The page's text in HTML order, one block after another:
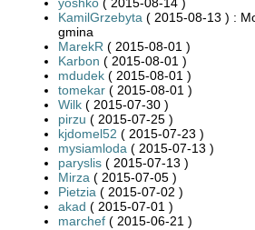
KamilGrzebyta ( 2015-08-13 ) :
gmina
MarekR ( 2015-08-01 )
Karbon ( 2015-08-01 )
mdudek ( 2015-08-01 )
tomekar ( 2015-08-01 )
Wilk ( 2015-07-30 )
pirzu ( 2015-07-25 )
kjdomel52 ( 2015-07-23 )
mysiamloda ( 2015-07-13 )
paryslis ( 2015-07-13 )
Mirza ( 2015-07-05 )
Pietzia ( 2015-07-02 )
akad ( 2015-07-01 )
marchef ( 2015-06-21 )